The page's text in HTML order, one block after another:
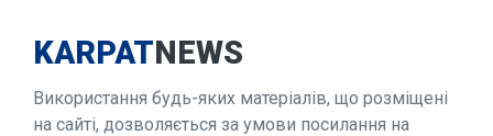
KARPATNEWS
Використання будь-яких матеріалів, що розміщені
на сайті, дозволяється за умови посилання на